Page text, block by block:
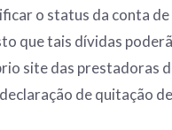
o status da conta de
que tais dívidas
site das prestadoras
de quitação